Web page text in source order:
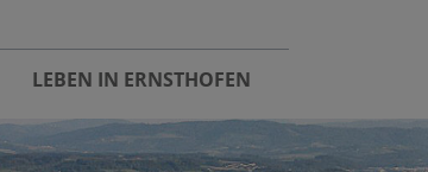
LEBEN IN ERNSTHOFEN